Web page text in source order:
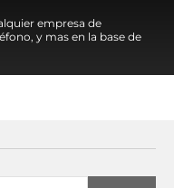
empresa de
y mas en la base de